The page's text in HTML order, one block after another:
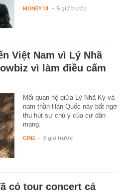
MONEY.14 - 5 giờ trước
Việt Nam vì Lý Nhã
vì làm điều cấm
Mối quan hệ giữa Lý Nhã Kỳ và
nam thần Hàn Quốc này bất ngờ
thu hút sự chú ý của cư dân
mạng.
CINE - 5 giờ trước
có tour concert cá